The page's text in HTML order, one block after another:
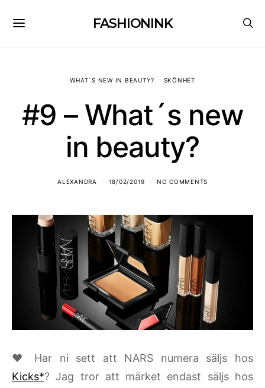
FASHIONINK
WHAT´S NEW IN BEAUTY? SKÖNHET
#9 – What´s new
in beauty?
ALEXANDRA 18/02/2019 NO COMMENTS
♥ Har ni sett att NARS numera säljs hos
Kicks*? Jag tror att märket endast säljs hos